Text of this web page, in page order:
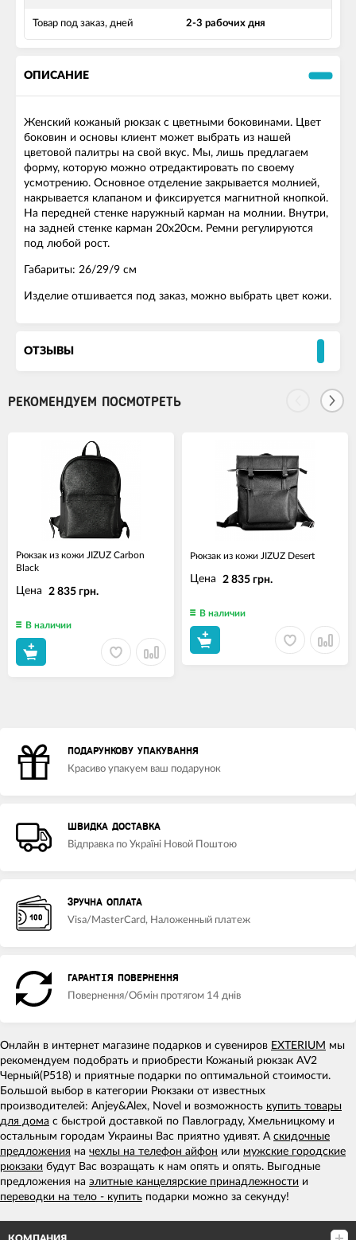
Товар под заказ, дней 2-3 рабочих дня
ОПИСАНИЕ
Женский кожаный рюкзак с цветными боковинами. Цвет
боковин и основы клиент может выбрать из нашей
цветовой палитры на свой вкус. Мы, лишь предлагаем
форму, которую можно отредактировать по своему
усмотрению. Основное отделение закрывается молнией,
накрывается клапаном и фиксируется магнитной кнопкой.
На передней стенке наружный карман на молнии. Внутри,
на задней стенке карман 20х20см. Ремни регулируются
под любой рост.
Габариты: 26/29/9 см
Изделие отшивается под заказ, можно выбрать цвет кожи.
ОТЗЫВЫ
РЕКОМЕНДУЕМ ПОСМОТРЕТЬ
Рюкзак из кожи JIZUZ Carbon
Black
Цена 2 835 грн.
В наличии
Рюкзак из кожи JIZUZ Desert
Цена 2 835 грн.
В наличии
ПОДАРУНКОВУ УПАКУВАННЯ
Красиво упакуем ваш подарунок
ШВИДКА ДОСТАВКА
Відправка по Україні Новой Поштою
ЗРУЧНА ОПЛАТА
Visa/MasterCard, Наложенный платеж
ГАРАНТІЯ ПОВЕРНЕННЯ
Повернення/Обмін протягом 14 днів
Онлайн в интернет магазине подарков и сувениров EXTERIUM мы
рекомендуем подобрать и приобрести Кожаный рюкзак AV2
Черный(P518) и приятные подарки по оптимальной стоимости.
Большой выбор в категории Рюкзаки от известных
производителей: Anjey&Alex, Novel и возможность купить товары
для дома с быстрой доставкой по Павлограду, Хмельницкому и
остальным городам Украины Вас приятно удивят. А скидочные
предложения на чехлы на телефон айфон или мужские городские
рюкзаки будут Вас возращать к нам опять и опять. Выгодные
предложения на элитные канцелярские принадлежности и
переводки на тело - купить подарки можно за секунду!